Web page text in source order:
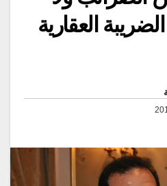
العقارية